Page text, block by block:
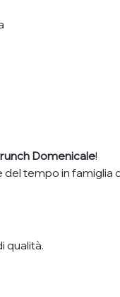
Domenicale!
tempo in famiglia
qualità.